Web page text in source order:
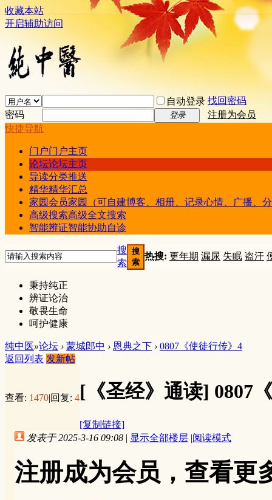
收藏本站
开启辅助访问
自动登录 找回密码
密码
登录
注册为会员
快捷导航
门户门户主页
论坛论坛主页
导读分类推送
精华精华汇总
家园会员家园（可自建博客、相册、记录心情、广播、
高级搜索高级全文搜索
智能辨证智能协助自诊
搜
索
搜
索
热搜: 更年期 漏尿 失眠 盗汗
秉持纯正
辨证论治
敬畏生命
呵护健康
纯中医»论坛 › 蒙城郎中 › 恩典之下 › 0807《使徒行传》4
返回列表 发新帖
查看: 1470|回复: 4[《圣经》通读] 0807
[复制链接]
发表于 2025-3-16 09:08 | 显示全部楼层 |阅读模式
注册成为会员，查看更